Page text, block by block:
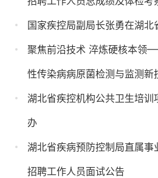
国家疾控局副局长张勇在湖北
聚焦前沿技术 淬炼硬核本领
性传染病病原菌检测与监测新
湖北省疾控机构公共卫生培训
办
湖北省疾病预防控制局直属
招聘工作人员面试公告